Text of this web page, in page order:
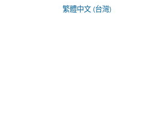
繁體中文 (台灣)